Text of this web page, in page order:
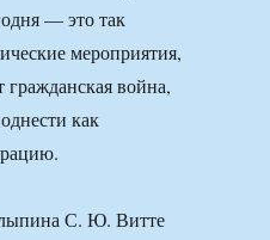
— это так
мероприятия,
гражданская война,
как
С. Ю. Витте